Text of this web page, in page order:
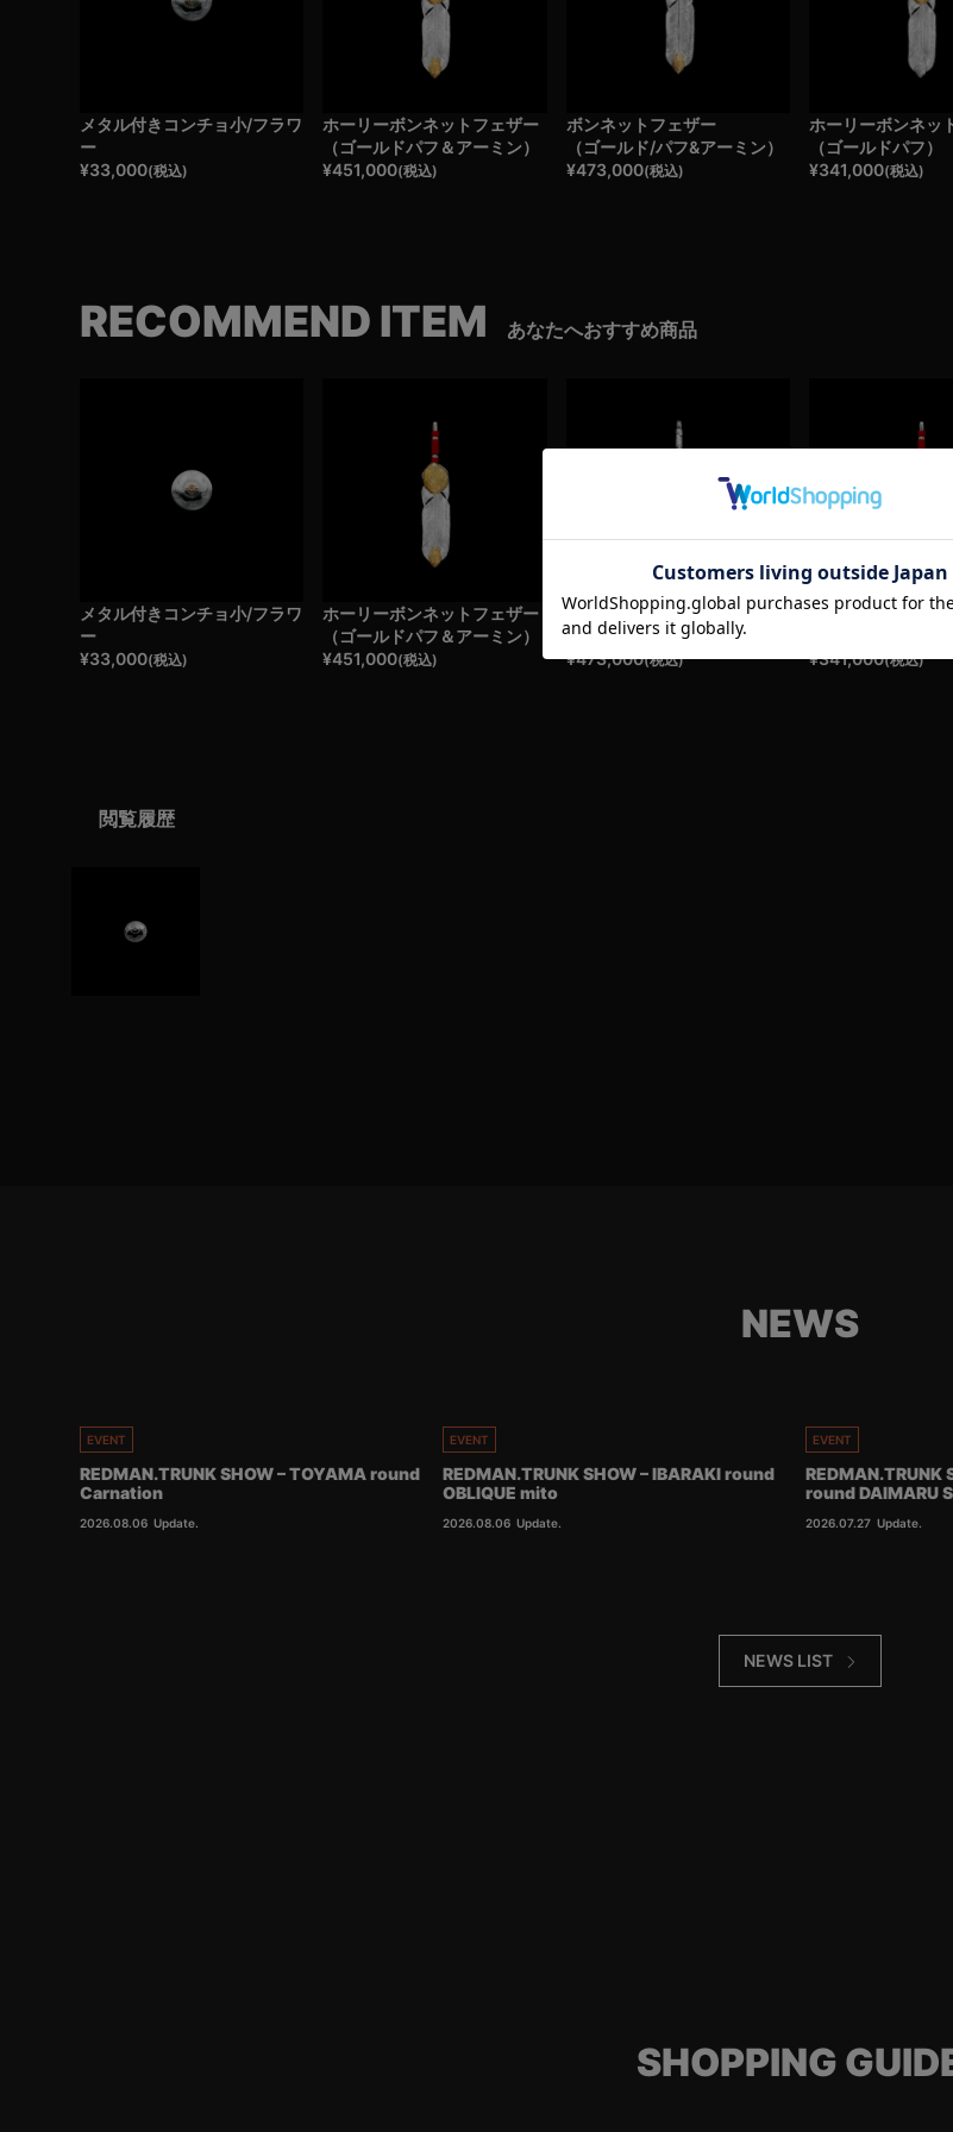
メタル付きコンチョ小/フラワ
ー
¥33,000(税込)
ホーリーボンネットフェザー
（ゴールドパフ＆アーミン）
¥451,000(税込)
ボンネットフェザー
（ゴールド/パフ&アーミン）
¥473,000(税込)
ホーリーボンネッ
（ゴールドパフ）
¥341,000(税込)
RECOMMEND ITEM あなたへおすすめ商品
メタル付きコンチョ小/フラワ
ー
¥33,000(税込)
ホーリーボンネットフェザー
（ゴールドパフ＆アーミン）
¥451,000(税込)
ボンネットフェザー
（ゴールド/パフ&アーミン）
¥473,000(税込)
ホーリーボンネッ
¥341,000(税込)
閲覧履歴
NEWS
EVENT
REDMAN.TRUNK SHOW – TOYAMA round
Carnation
2026.08.06 Update.
EVENT
REDMAN.TRUNK SHOW – IBARAKI round
OBLIQUE mito
2026.08.06 Update.
EVENT
REDMAN.TRUNK
round DAIMARU
2026.07.27 Update.
NEWS LIST
SHOPPING